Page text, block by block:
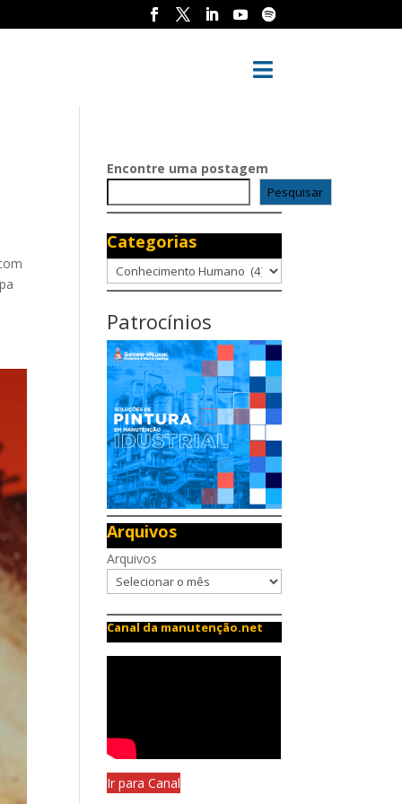

Encontre uma postagem
Pesquisar
Categorias
Categorias
Patrocínios
Arquivos
Arquivos
Canal da manutenção.net
Ir para Canal